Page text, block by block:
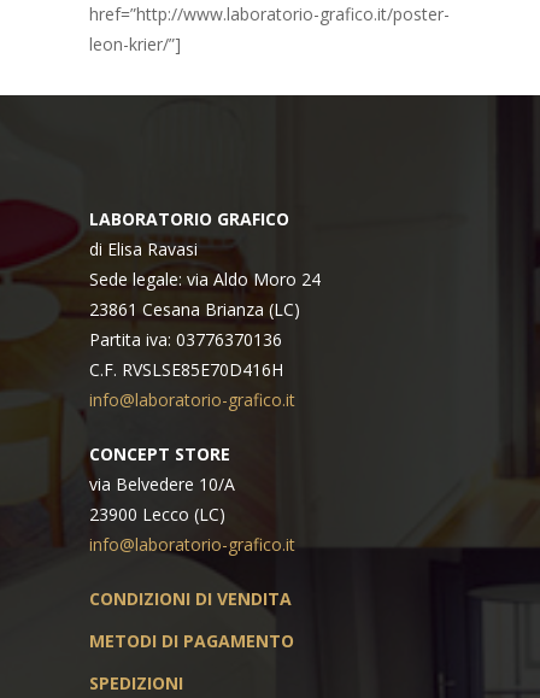
href=”http://www.laboratorio-grafico.it/poster-
leon-krier/”]
LABORATORIO GRAFICO
di Elisa Ravasi
Sede legale: via Aldo Moro 24
23861 Cesana Brianza (LC)
Partita iva: 03776370136
C.F. RVSLSE85E70D416H
info@laboratorio-grafico.it
CONCEPT STORE
via Belvedere 10/A
23900 Lecco (LC)
info@laboratorio-grafico.it
CONDIZIONI DI VENDITA
METODI DI PAGAMENTO
SPEDIZIONI